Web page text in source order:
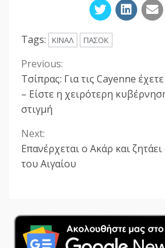
Tags: ΚΙΝΑΛ ΠΑΣΟΚ
Continue
Reading
Previous:
Τσίπρας: Για τις Cayenne
– Είστε η χειρότερη
στιγμή
Next:
Επανέρχεται ο Ακάρ και
του Αιγαίου